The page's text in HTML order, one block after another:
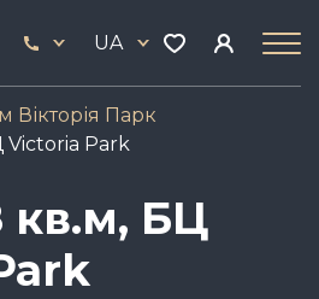
17
UA
Парк
Victoria Park
кв.м, БЦ